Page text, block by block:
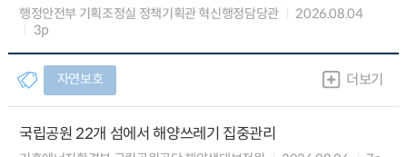
행정안전부 기획조정실 정책기획관 혁신행정담당관
2026.08.04
3p
자연보호 더보기
국립공원 22개 섬에서 해양쓰레기 집중관리